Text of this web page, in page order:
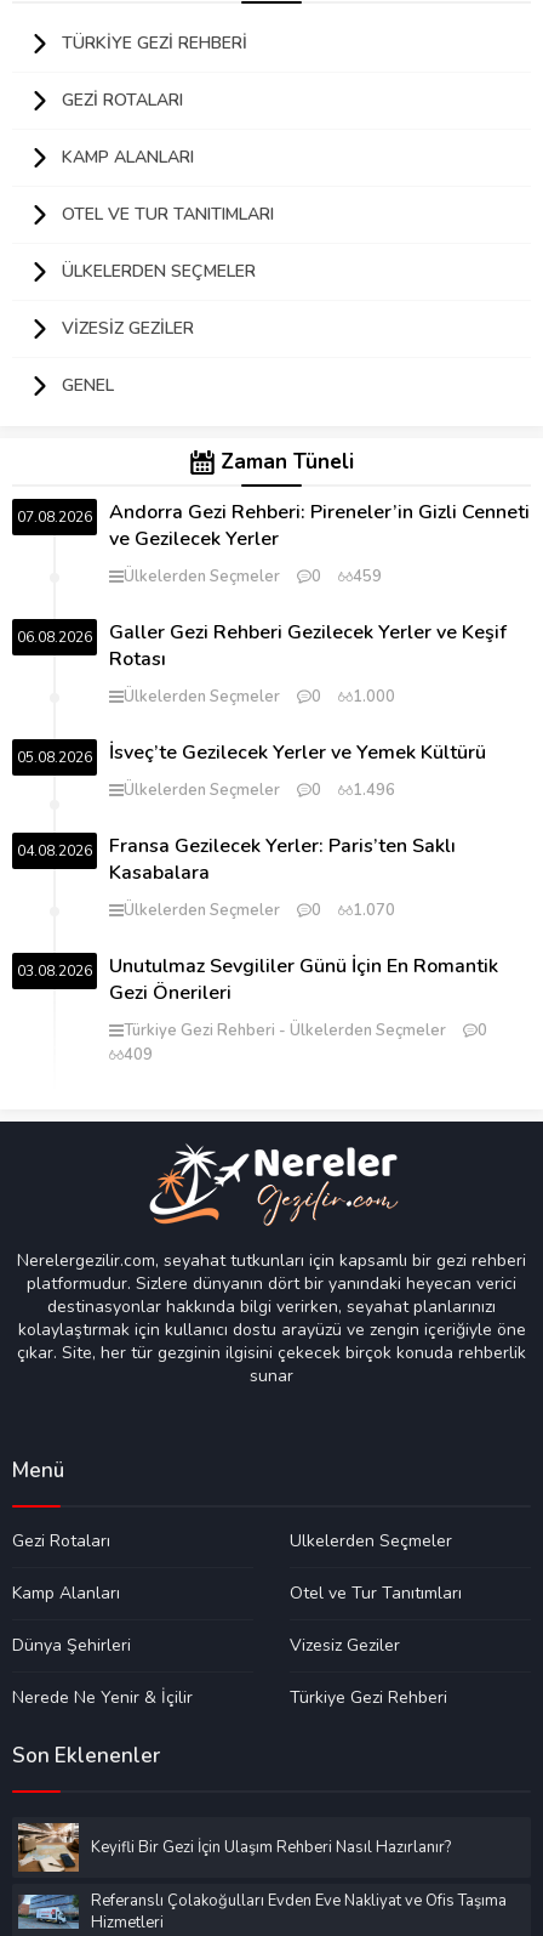
TÜRKIYE GEZI REHBERI
GEZI ROTALARI
KAMP ALANLARI
OTEL VE TUR TANITIMLARI
ÜLKELERDEN SEÇMELER
VIZESIZ GEZILER
GENEL
Zaman Tüneli
07.08.2026
Andorra Gezi Rehberi: Pireneler’in Gizli Cenneti
ve Gezilecek Yerler
Ülkelerden Seçmeler 0 459
06.08.2026
Galler Gezi Rehberi Gezilecek Yerler ve Keşif
Rotası
Ülkelerden Seçmeler 0 1.000
05.08.2026 İsveç’te Gezilecek Yerler ve Yemek Kültürü
Ülkelerden Seçmeler 0 1.496
04.08.2026
Fransa Gezilecek Yerler: Paris’ten Saklı
Kasabalara
Ülkelerden Seçmeler 0 1.070
03.08.2026
Unutulmaz Sevgililer Günü İçin En Romantik
Gezi Önerileri
Türkiye Gezi Rehberi Ülkelerden Seçmeler
0
409
Nerelergezilir.com, seyahat tutkunları için kapsamlı bir gezi rehberi
platformudur. Sizlere dünyanın dört bir yanındaki heyecan verici
destinasyonlar hakkında bilgi verirken, seyahat planlarınızı
kolaylaştırmak için kullanıcı dostu arayüzü ve zengin içeriğiyle öne
çıkar. Site, her tür gezginin ilgisini çekecek birçok konuda rehberlik
sunar
Menü
Gezi Rotaları Ülkelerden Seçmeler
Kamp Alanları Otel ve Tur Tanıtımları
Dünya Şehirleri Vizesiz Geziler
Nerede Ne Yenir & İçilir Türkiye Gezi Rehberi
Son Eklenenler
Keyifli Bir Gezi İçin Ulaşım Rehberi Nasıl Hazırlanır?
Referanslı Çolakoğulları Evden Eve Nakliyat ve Ofis Taşıma
Hizmetleri